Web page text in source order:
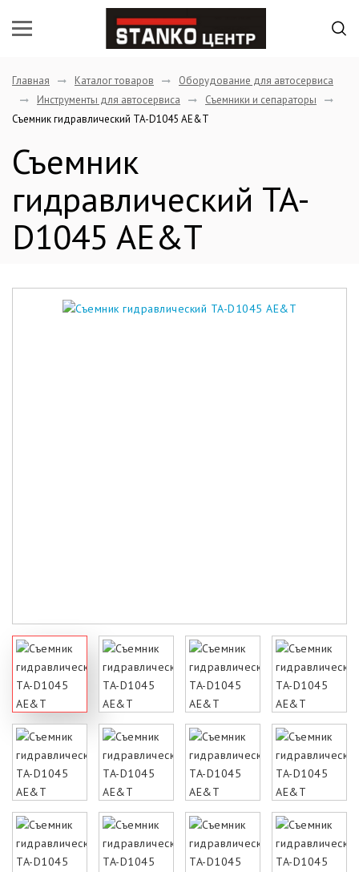
Главная Каталог товаров
Оборудование для автосервиса
Инструменты для автосервиса
Съемники и сепараторы
Съемник гидравлический TA-D1045 AE&T
Съемник
гидравлический TA-
D1045 AE&T